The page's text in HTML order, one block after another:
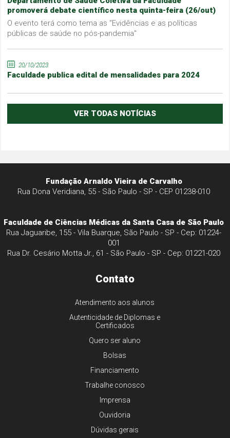
promoverá debate científico nesta quinta-feira (26/out)
O evento terá como tema as "Evidências e as políticas
públicas de saúde no pós-pandemia"
20/10/2023
Faculdade publica edital de mensalidades para 2024
VER TODAS NOTÍCIAS
Fundação Arnaldo Vieira de Carvalho
Rua Dona Veridiana, 55 - São Paulo - SP - CEP 01238-010
Faculdade de Ciências Médicas da Santa Casa de São Paulo
Rua Jaguaribe, 155 - Vila Buarque, São Paulo - SP - Cep: 01224-
001
Rua Dr. Cesário Motta Jr., 61 - São Paulo - SP - Cep: 01221-020
Contato
Atendimento aos alunos
Autenticidade de Diplomas e
Certificados
Quero ser aluno
Bolsas
Financiamento
Trabalhe conosco
Imprensa
Ouvidoria
Dúvidas gerais